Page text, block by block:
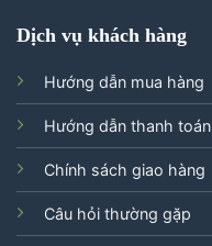
Dịch vụ khách hàng
Hướng dẫn mua hàng
Hướng dẫn thanh toán
Chính sách giao hàng
Câu hỏi thường gặp